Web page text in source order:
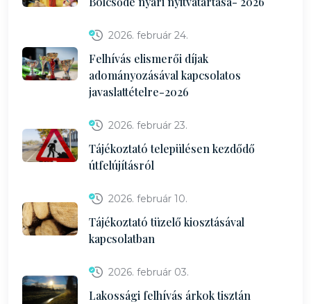
2026. február 24.
Felhívás elismerői díjak
adományozásával kapcsolatos
javaslattételre-2026
2026. február 23.
Tájékoztató településen kezdődő
útfelújításról
2026. február 10.
Tájékoztató tüzelő kiosztásával
kapcsolatban
2026. február 03.
Lakossági felhívás árkok tisztán